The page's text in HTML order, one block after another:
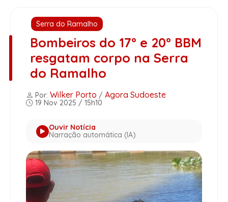
Serra do Ramalho
Bombeiros do 17º e 20º BBM
resgatam corpo na Serra
do Ramalho
Por: Wilker Porto / Agora Sudoeste
19 Nov 2025 / 15h10
Ouvir Notícia
Narração automática (IA)